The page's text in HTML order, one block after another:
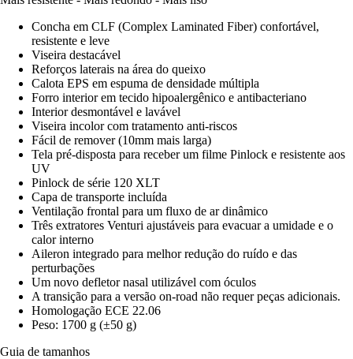
Concha em CLF (Complex Laminated Fiber) confortável,
resistente e leve
Viseira destacável
Reforços laterais na área do queixo
Calota EPS em espuma de densidade múltipla
Forro interior em tecido hipoalergênico e antibacteriano
Interior desmontável e lavável
Viseira incolor com tratamento anti-riscos
Fácil de remover (10mm mais larga)
Tela pré-disposta para receber um filme Pinlock e resistente aos
UV
Pinlock de série 120 XLT
Capa de transporte incluída
Ventilação frontal para um fluxo de ar dinâmico
Três extratores Venturi ajustáveis para evacuar a umidade e o
calor interno
Aileron integrado para melhor redução do ruído e das
perturbações
Um novo defletor nasal utilizável com óculos
A transição para a versão on-road não requer peças adicionais.
Homologação ECE 22.06
Peso: 1700 g (±50 g)
Guia de tamanhos